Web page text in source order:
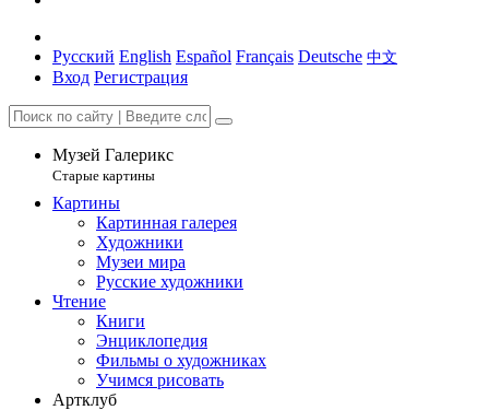
Русский English Español Français Deutsche 中文
Вход Регистрация
Музей Галерикс
Старые картины
Картины
Картинная галерея
Художники
Музеи мира
Русские художники
Чтение
Книги
Энциклопедия
Фильмы о художниках
Учимся рисовать
Артклуб